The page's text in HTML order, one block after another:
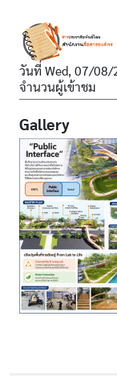
วันที่ Wed, 07/08/
จำนวนผู้เข้าชม
Gallery